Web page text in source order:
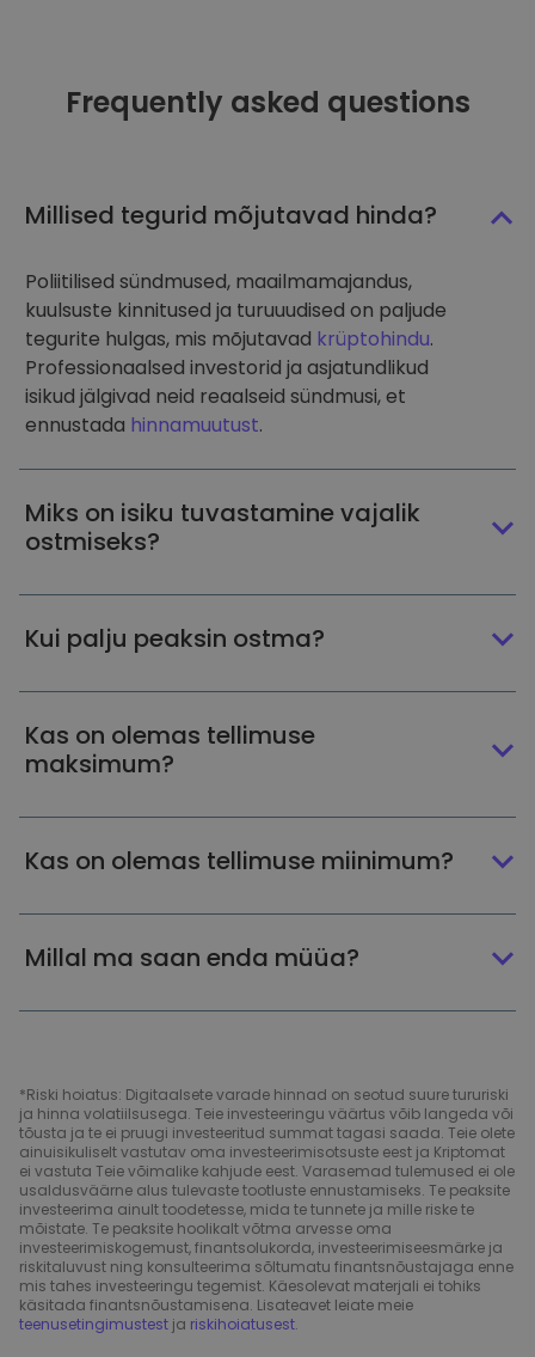
Frequently asked questions
Millised tegurid mõjutavad hinda?
Poliitilised sündmused, maailmamajandus,
kuulsuste kinnitused ja turuuudised on paljude
tegurite hulgas, mis mõjutavad krüptohindu.
Professionaalsed investorid ja asjatundlikud
isikud jälgivad neid reaalseid sündmusi, et
ennustada hinnamuutust.
Miks on isiku tuvastamine vajalik
ostmiseks?
Kui palju peaksin ostma?
Kas on olemas tellimuse
maksimum?
Kas on olemas tellimuse miinimum?
Millal ma saan enda müüa?
*Riski hoiatus: Digitaalsete varade hinnad on seotud suure tururiski
ja hinna volatiilsusega. Teie investeeringu väärtus võib langeda või
tõusta ja te ei pruugi investeeritud summat tagasi saada. Teie olete
ainuisikuliselt vastutav oma investeerimisotsuste eest ja Kriptomat
ei vastuta Teie võimalike kahjude eest. Varasemad tulemused ei ole
usaldusväärne alus tulevaste tootluste ennustamiseks. Te peaksite
investeerima ainult toodetesse, mida te tunnete ja mille riske te
mõistate. Te peaksite hoolikalt võtma arvesse oma
investeerimiskogemust, finantsolukorda, investeerimiseesmärke ja
riskitaluvust ning konsulteerima sõltumatu finantsnõustajaga enne
mis tahes investeeringu tegemist. Käesolevat materjali ei tohiks
käsitada finantsnõustamisena. Lisateavet leiate meie
teenusetingimustest ja riskihoiatusest.